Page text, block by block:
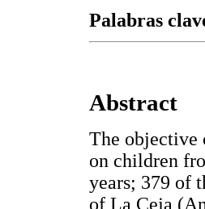
Palabras
Abstract
The objective
on children
years; 379 of
of La Ceja